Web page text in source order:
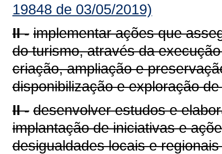
19848 de 03/05/2019)
II - implementar ações que
do turismo, através da
criação, ampliação e
disponibilização e exploração
II - desenvolver estudos e
implantação de iniciativas e
desigualdades locais e